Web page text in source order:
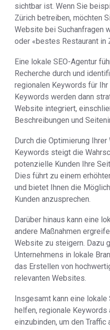
sichtbar ist. Wenn Sie
Zürich betreiben, möchten
Website bei Suchanfragen
oder «bestes Restaurant in
Eine lokale SEO-Agentur
Recherche durch und
regionalen Keywords für Ihr
Keywords werden dann
Website integriert,
Beschreibungen und
Durch die Optimierung
Keywords steigt die
potenzielle Kunden Ihre
Dies führt zu einem
und bietet Ihnen die
Kunden anzusprechen.
Darüber hinaus kann eine
andere Maßnahmen
Website zu steigern. Dazu
Unternehmens in lokale
das Erstellen von
relevanten Websites.
Insgesamt kann eine lokale
helfen, regionale Keywords
einzubinden, um den